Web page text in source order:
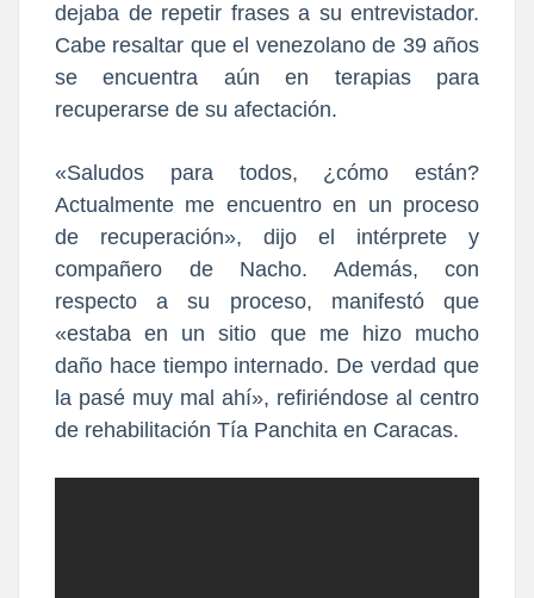
dejaba de repetir frases a su entrevistador.
Cabe resaltar que el venezolano de 39 años
se encuentra aún en terapias para
recuperarse de su afectación.
«Saludos para todos, ¿cómo están?
Actualmente me encuentro en un proceso
de recuperación», dijo el intérprete y
compañero de Nacho. Además, con
respecto a su proceso, manifestó que
«estaba en un sitio que me hizo mucho
daño hace tiempo internado. De verdad que
la pasé muy mal ahí», refiriéndose al centro
de rehabilitación Tía Panchita en Caracas.